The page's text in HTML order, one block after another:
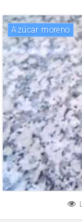
Azúcar moreno